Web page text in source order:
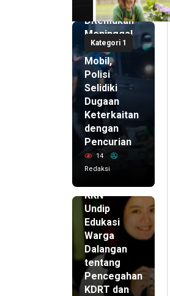
Kategori 1
Phone
Ditemukan
Meninggal
di Dalam
Mobil,
Polisi
Selidiki
Dugaan
Keterkaitan
dengan
Pencurian
14
Redaksi
KKN
Undip
Edukasi
Warga
Dalangan
tentang
Pencegahan
KDRT dan